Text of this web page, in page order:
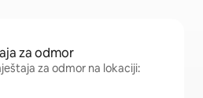
za odmor
za odmor na lokaciji: